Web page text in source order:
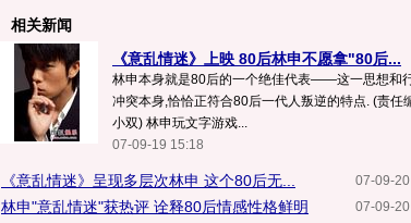
相关新闻
《意乱情迷》上映 80后林申不愿拿"80后...
林申本身就是80后的一个绝佳代表——这一思想和
冲突本身,恰恰正符合80后一代人叛逆的特点. (责任
小双) 林申玩文字游戏...
07-09-19 15:18
07-09-
《意乱情迷》呈现多层次林申 这个80后无...
07-09-
林申"意乱情迷"获热评 诠释80后情感性格鲜明